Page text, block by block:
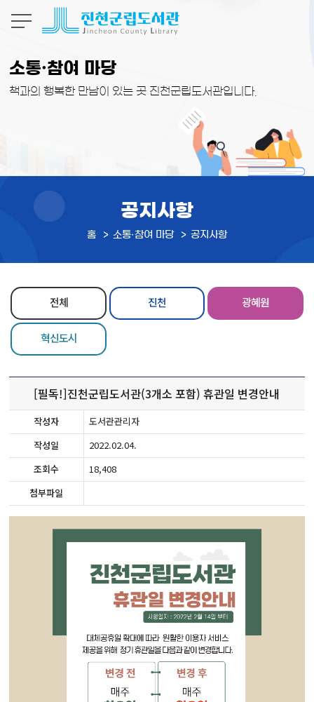
소통·참여 마당
책과의 행복한 만남이 있는 곳 진천군립도서관입니다.
공지사항
홈 소통·참여 마당 공지사항
전체 진천 광혜원
혁신도시
[필독!]진천군립도서관(3개소 포함) 휴관일 변경안내
작성자
도서관관리자
작성일
2022.02.04.
조회수
18,408
첨부파일